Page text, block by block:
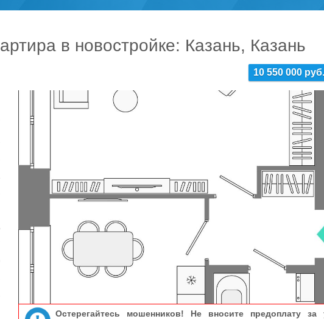
в новостройке: Казань, Казань
10 550 000 руб.
Остерегайтесь мошенников! Не вносите предоплату за